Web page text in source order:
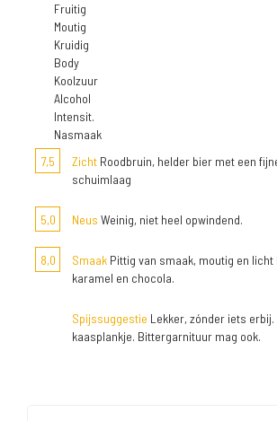
Fruitig
Moutig
Kruidig
Body
Koolzuur
Alcohol
Intensit.
Nasmaak
7,5
Zicht Roodbruin, helder bier met een
schuimlaag
5,0 Neus Weinig, niet heel opwindend.
8,0 Smaak Pittig van smaak, moutig en licht
karamel en chocola.
Spijssuggestie Lekker, zónder iets erbij.
kaasplankje. Bittergarnituur mag ook.